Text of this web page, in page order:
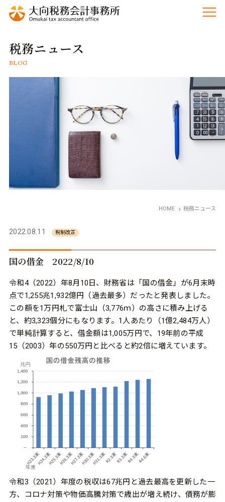
税務ニュース
BLOG
HOME 税務ニュース
2022.08.11 税制改正
国の借金 2022/8/10
令和4（2022）年8月10日、財務省は「国の借金」が6月末時
点で1,255兆1,932億円（過去最多）だったと発表しました。
この額を1万円札で富士山（3,776ｍ）の高さに積み上げる
と、約3,323個分にもなります。1人あたり（1億2,484万人）
で単純計算すると、借金額は1,005万円で、19年前の平成
15（2003）年の550万円と比べると約2倍に増えています。
令和3（2021）年度の税収は67兆円と過去最高を更新した一
方、コロナ対策や物価高騰対策で歳出が増え続け、債務が膨